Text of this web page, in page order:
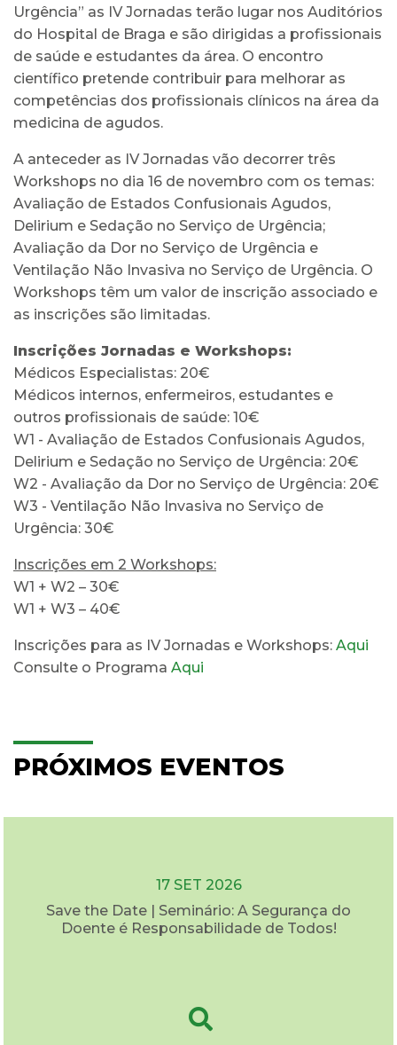
Urgência” as IV Jornadas terão lugar nos Auditórios
do Hospital de Braga e são dirigidas a profissionais
de saúde e estudantes da área. O encontro
científico pretende contribuir para melhorar as
competências dos profissionais clínicos na área da
medicina de agudos.
A anteceder as IV Jornadas vão decorrer três
Workshops no dia 16 de novembro com os temas:
Avaliação de Estados Confusionais Agudos,
Delirium e Sedação no Serviço de Urgência;
Avaliação da Dor no Serviço de Urgência e
Ventilação Não Invasiva no Serviço de Urgência. O
Workshops têm um valor de inscrição associado e
as inscrições são limitadas.
Inscrições Jornadas e Workshops:
Médicos Especialistas: 20€
Médicos internos, enfermeiros, estudantes e
outros profissionais de saúde: 10€
W1 - Avaliação de Estados Confusionais Agudos,
Delirium e Sedação no Serviço de Urgência: 20€
W2 - Avaliação da Dor no Serviço de Urgência: 20€
W3 - Ventilação Não Invasiva no Serviço de
Urgência: 30€
Inscrições em 2 Workshops:
W1 + W2 – 30€
W1 + W3 – 40€
Inscrições para as IV Jornadas e Workshops: Aqui
Consulte o Programa Aqui
PRÓXIMOS EVENTOS
17 SET 2026
Save the Date | Seminário: A Segurança do
Doente é Responsabilidade de Todos!